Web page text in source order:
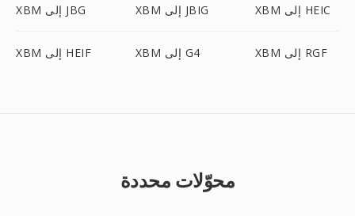
XBM إلى JBG XBM إلى JBIG XBM إلى HEIC
XBM إلى HEIF XBM إلى G4 XBM إلى RGF
محوّلات محددة